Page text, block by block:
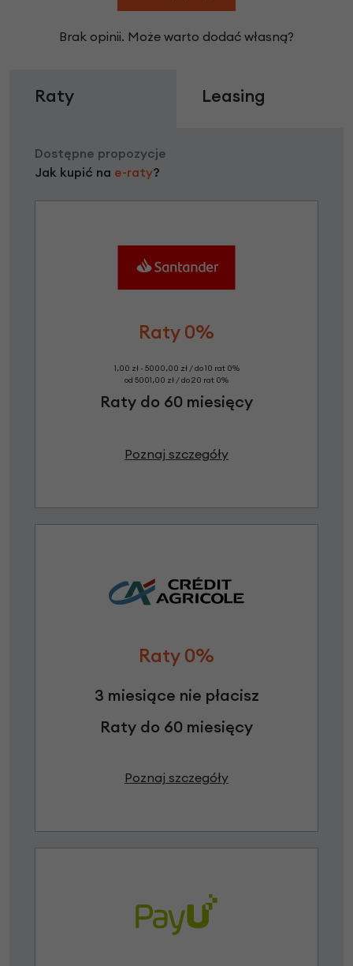
Brak opinii. Może warto dodać własną?
Raty Leasing
Dostępne propozycje
Jak kupić na e-raty?
Raty 0%
1,00 zł - 5000,00 zł / do 10 rat 0%
od 5001,00 zł / do 20 rat 0%
Raty do 60 miesięcy
Poznaj szczegóły
Raty 0%
3 miesiące nie płacisz
Raty do 60 miesięcy
Poznaj szczegóły